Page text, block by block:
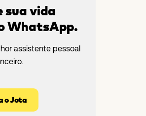
sua vida
WhatsApp.
assistente pessoal
o Jota